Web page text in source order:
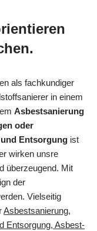
als fachkundiger
in einem
Asbestsanierung
oder
Entsorgung ist
wirken unsre
überzeugend. Mit
der
Vielseitig
Asbestsanierung,
Entsorgung, Asbest-